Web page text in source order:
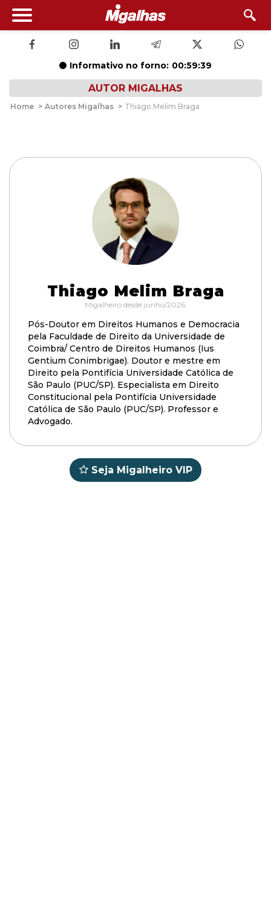
Informativo no forno: 00:59:38
AUTOR MIGALHAS
Home > Autores Migalhas > Thiago Melim Braga
Thiago Melim Braga
Migalheiro desde junho/2026.
Pós-Doutor em Direitos Humanos e Democracia
pela Faculdade de Direito da Universidade de
Coimbra/ Centro de Direitos Humanos (Ius
Gentium Conimbrigae). Doutor e mestre em
Direito pela Pontifícia Universidade Católica de
São Paulo (PUC/SP). Especialista em Direito
Constitucional pela Pontifícia Universidade
Católica de São Paulo (PUC/SP). Professor e
Advogado.
Seja Migalheiro VIP